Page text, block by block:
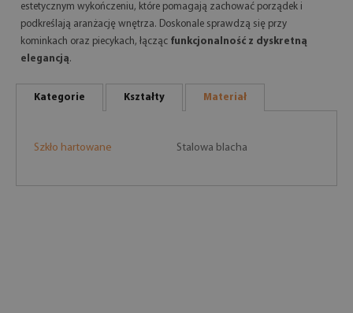
estetycznym wykończeniu, które pomagają zachować porządek i
podkreślają aranżację wnętrza. Doskonale sprawdzą się przy
kominkach oraz piecykach, łącząc funkcjonalność z dyskretną
elegancją.
Kategorie Kształty Materiał
Szkło hartowane Stalowa blacha